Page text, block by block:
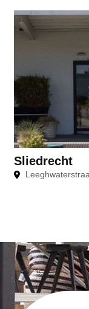
Sliedrecht